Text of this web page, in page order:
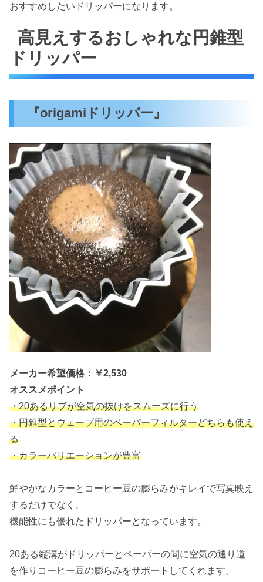
おすすめしたいドリッパーになります。
高見えするおしゃれな円錐型
ドリッパー
『origamiドリッパー』
メーカー希望価格：￥2,530
オススメポイント
・20あるリブが空気の抜けをスムーズに行う
・円錐型とウェーブ用のペーパーフィルターどちらも使え
る
・カラーバリエーションが豊富
鮮やかなカラーとコーヒー豆の膨らみがキレイで写真映え
するだけでなく、
機能性にも優れたドリッパーとなっています。
20ある縦溝がドリッパーとペーパーの間に空気の通り道
を作りコーヒー豆の膨らみをサポートしてくれます。